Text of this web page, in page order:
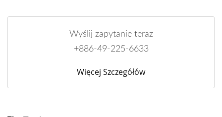
Wyślij zapytanie teraz
+886-49-225-6633
Więcej Szczegółów